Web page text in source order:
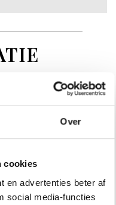
Over
cookies
en advertenties beter af
social media-functies